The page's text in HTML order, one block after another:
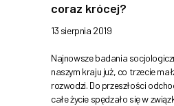
coraz krócej?
13 sierpnia 2019
Najnowsze badania
naszym kraju już, co trzecie
rozwodzi. Do przeszłości
całe życie spędzało się w